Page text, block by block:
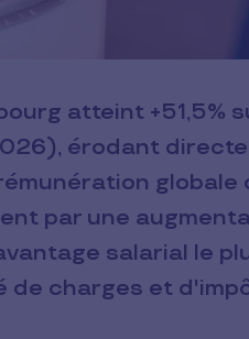
atteint +51,5%
érodant
globale
par une
salarial le
de charges et